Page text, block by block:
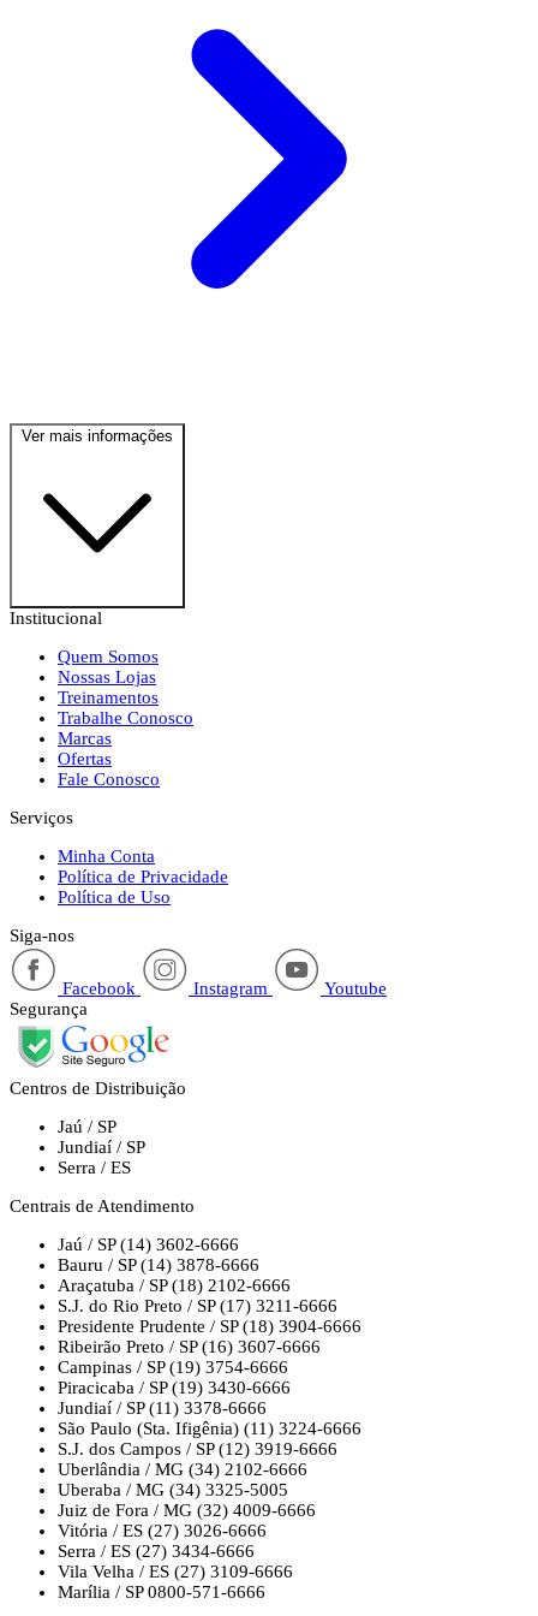
Ver mais informações
Institucional
Quem Somos
Nossas Lojas
Treinamentos
Trabalhe Conosco
Marcas
Ofertas
Fale Conosco
Serviços
Minha Conta
Política de Privacidade
Política de Uso
Siga-nos
Facebook Instagram
Youtube
Segurança
Centros de Distribuição
Jaú / SP
Jundiaí / SP
Serra / ES
Centrais de Atendimento
Jaú / SP (14) 3602-6666
Bauru / SP (14) 3878-6666
Araçatuba / SP (18) 2102-6666
S.J. do Rio Preto / SP (17) 3211-6666
Presidente Prudente / SP (18) 3904-6666
Ribeirão Preto / SP (16) 3607-6666
Campinas / SP (19) 3754-6666
Piracicaba / SP (19) 3430-6666
Jundiaí / SP (11) 3378-6666
São Paulo (Sta. Ifigênia) (11) 3224-6666
S.J. dos Campos / SP (12) 3919-6666
Uberlândia / MG (34) 2102-6666
Uberaba / MG (34) 3325-5005
Juiz de Fora / MG (32) 4009-6666
Vitória / ES (27) 3026-6666
Serra / ES (27) 3434-6666
Vila Velha / ES (27) 3109-6666
Marília / SP 0800-571-6666